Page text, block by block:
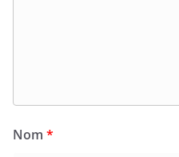
Nom *